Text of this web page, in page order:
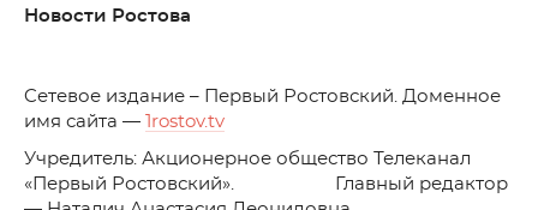
Новости Ростова
Cетевое издание – Первый Ростовский. Доменное
имя сайта —
1rostov.tv
Учредитель: Акционерное общество Телеканал
«Первый Ростовский». Главный редактор